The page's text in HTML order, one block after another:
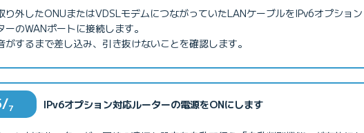
り外したONUまたはVDSLモデムにつながっていたLANケーブルをIPv6オプション
ーのWANポートに接続します。
がするまで差し込み、引き抜けないことを確認します。
7 IPv6オプション対応ルーターの電源をONにします